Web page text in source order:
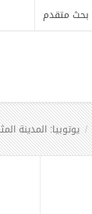
بحث متقدم
يوتوبيا: المدينة